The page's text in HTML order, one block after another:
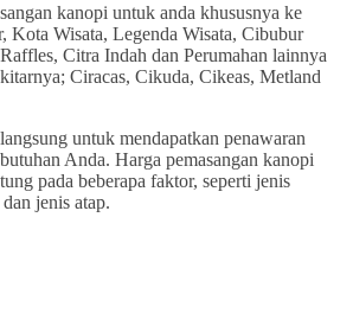
kanopi untuk anda khususnya ke
Kota Wisata, Legenda Wisata, Cibubur
Citra Indah dan Perumahan lainnya
Ciracas, Cikuda, Cikeas, Metland
untuk mendapatkan penawaran
Anda. Harga pemasangan kanopi
pada beberapa faktor, seperti jenis
jenis atap.